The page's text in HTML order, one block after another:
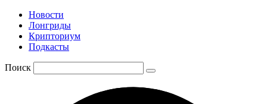
Новости
Лонгриды
Крипториум
Подкасты
Поиск